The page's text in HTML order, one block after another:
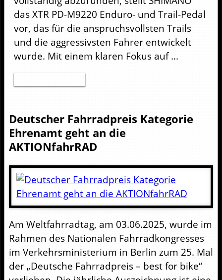
das XTR PD-M9220 Enduro- und Trail-Pedal
vor, das für die anspruchsvollsten Trails
und die aggressivsten Fahrer entwickelt
wurde. Mit einem klaren Fokus auf ...
Deutscher Fahrradpreis Kategorie
Ehrenamt geht an die
AKTIONfahrRAD
Am Weltfahrradtag, am 03.06.2025, wurde im
Rahmen des Nationalen Fahrradkongresses
im Verkehrsministerium in Berlin zum 25. Mal
der „Deutsche Fahrradpreis – best for bike“